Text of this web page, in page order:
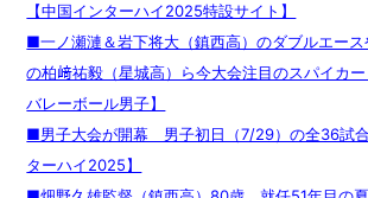
【中国インターハイ2025特設サイト】
■一ノ瀬漣＆岩下将大（鎮西高）のダブルエー
の柏﨑祐毅（星城高）ら今大会注目のスパイカ
バレーボール男子】
■男子大会が開幕 男子初日（7/29）の全36試
ターハイ2025】